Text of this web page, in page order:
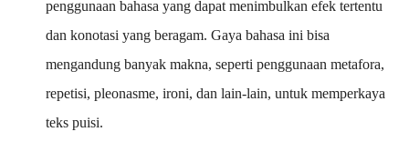
penggunaan bahasa yang dapat menimbulkan efek tertentu
dan konotasi yang beragam. Gaya bahasa ini bisa
mengandung banyak makna, seperti penggunaan metafora,
repetisi, pleonasme, ironi, dan lain-lain, untuk memperkaya
teks puisi.